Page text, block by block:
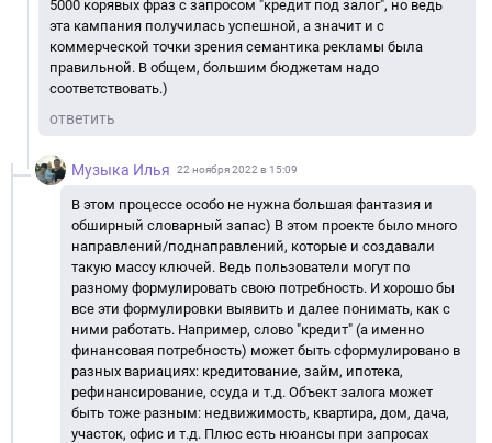
5000 корявых фраз с запросом "кредит под залог", но ведь
эта кампания получилась успешной, а значит и с
коммерческой точки зрения семантика рекламы была
правильной. В общем, большим бюджетам надо
соответствовать.)
ответить
Музыка Илья 22 ноября 2022 в 15:09
В этом процессе особо не нужна большая фантазия и
обширный словарный запас) В этом проекте было много
направлений/поднаправлений, которые и создавали
такую массу ключей. Ведь пользователи могут по
разному формулировать свою потребность. И хорошо бы
все эти формулировки выявить и далее понимать, как с
ними работать. Например, слово "кредит" (а именно
финансовая потребность) может быть сформулировано в
разных вариациях: кредитование, займ, ипотека,
рефинансирование, ссуда и т.д. Объект залога может
быть тоже разным: недвижимость, квартира, дом, дача,
участок, офис и т.д. Плюс есть нюансы при запросах